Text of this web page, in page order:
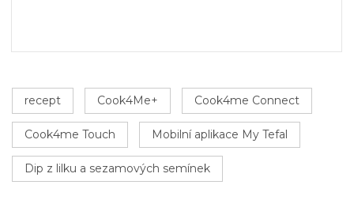
recept Cook4Me+ Cook4me Connect
Cook4me Touch Mobilní aplikace My Tefal
Dip z lilku a sezamových semínek